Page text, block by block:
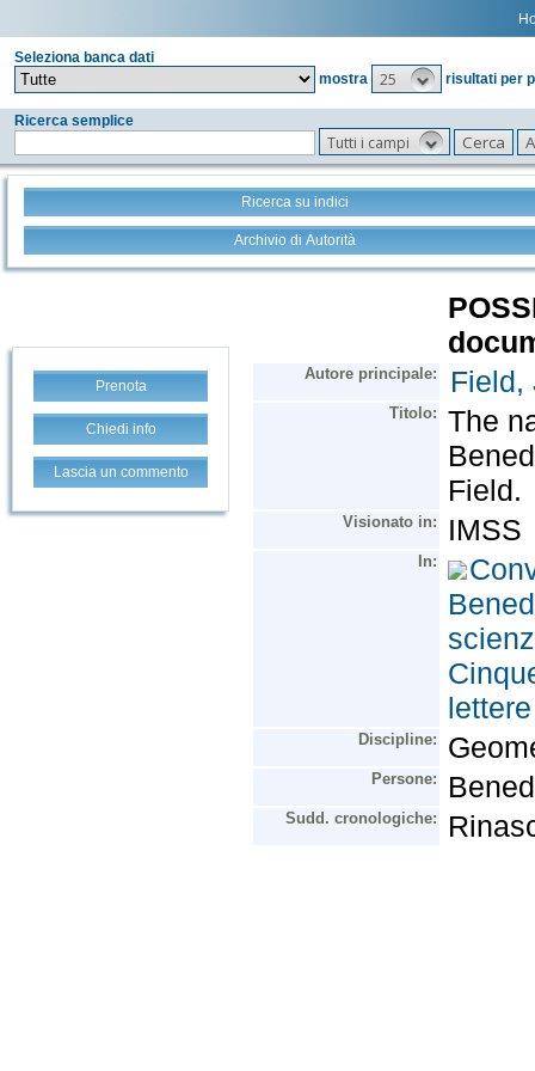
Seleziona banca dati
mostra
25 risultati per
Ricerca semplice
Tutti i campi
Ricerca su indici
Archivio di Autorità
Prenota
Chiedi info
Lascia un commento